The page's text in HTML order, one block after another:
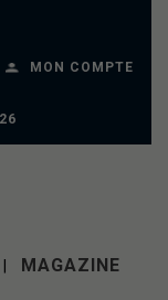
MON COMPTE
MAGAZINE